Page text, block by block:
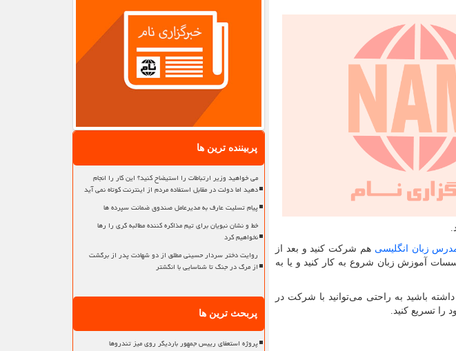
زبان انگلیسی هم شرکت کنید و بعد از
آموزش زبان شروع به کار کنید و یا به
باشید به راحتی می‌توانید با شرکت در
را تسریع کنید.
پربیننده ترین ها
می خواهید وزیر ارتباطات را استیضاح کنید؟ این کار را انجام
دهید اما دولت در مقابل استفاده مردم از اینترنت کوتاه نمی آید
پیام تسلیت عارف به مدیرعامل صندوق ضمانت سپرده ها
خط و نشان نبویان برای تیم مذاکره کننده مطالبه گری را رها
نخواهیم کرد
روایت دختر سردار حسینی مطلق از دو شهادت پدر از برگشت
از مرگ در جنگ تا شناسایی با انگشتر
پربحث ترین ها
پروژه استعفای رییس جمهور باردیگر روی میز تندروها